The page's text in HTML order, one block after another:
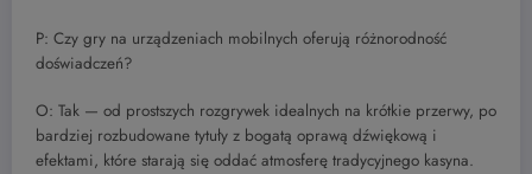
P: Czy gry na urządzeniach mobilnych oferują różnorodność
doświadczeń?
O: Tak — od prostszych rozgrywek idealnych na krótkie przerwy, po
bardziej rozbudowane tytuły z bogatą oprawą dźwiękową i
efektami, które starają się oddać atmosferę tradycyjnego kasyna.